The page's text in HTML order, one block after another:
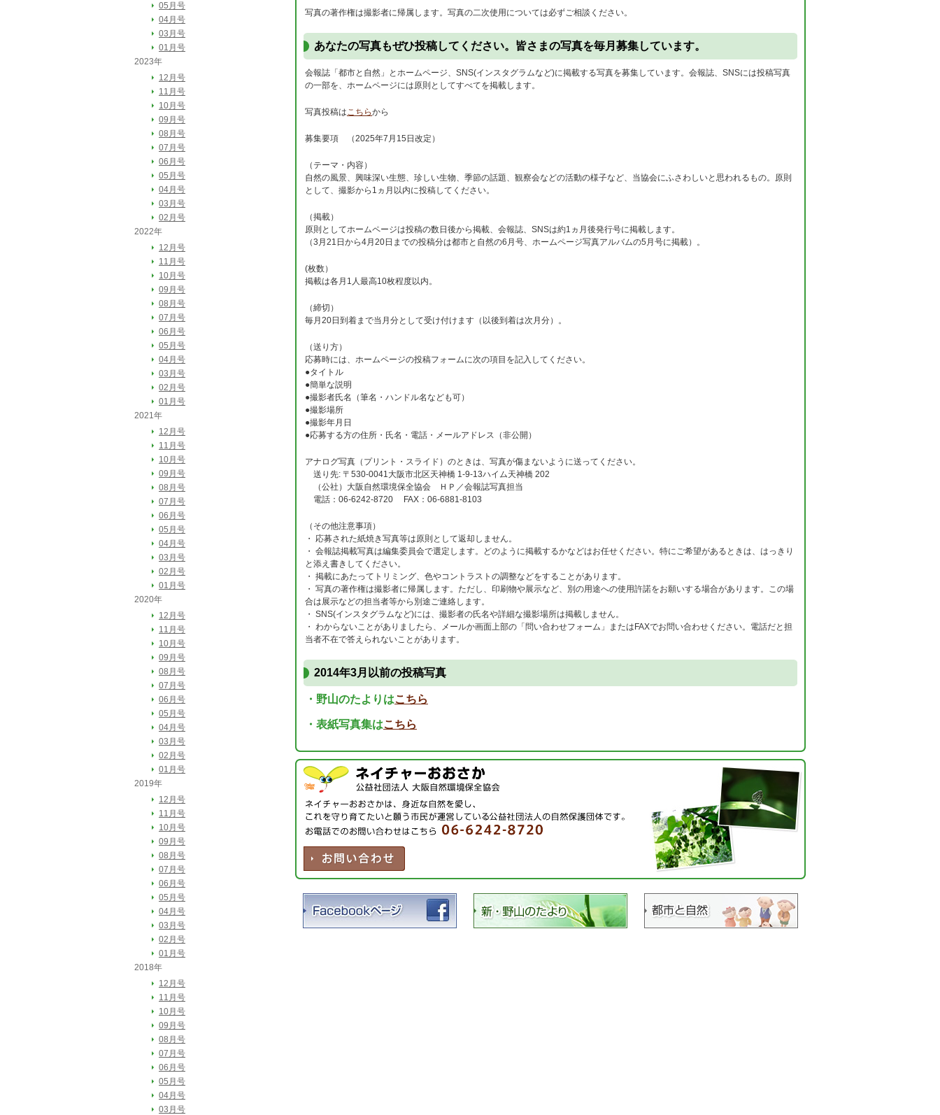
写真の著作権は撮影者に帰属します。写真の二次使用については必ずご相談ください。
あなたの写真もぜひ投稿してください。皆さまの写真を毎月募集しています。
会報誌「都市と自然」とホームページ、SNS(インスタグラムなど)に掲載する写真を募集しています。会報誌、SNSには投稿写真
の一部を、ホームページには原則としてすべてを掲載します。
写真投稿はこちらから
募集要項 （2025年7月15日改定）
（テーマ・内容）
自然の風景、興味深い生態、珍しい生物、季節の話題、観察会などの活動の様子など、当協会にふさわしいと思われるもの。原則
として、撮影から1ヵ月以内に投稿してください。
（掲載）
原則としてホームページは投稿の数日後から掲載、会報誌、SNSは約1ヵ月後発行号に掲載します。
（3月21日から4月20日までの投稿分は都市と自然の6月号、ホームページ写真アルバムの5月号に掲載）。
(枚数）
掲載は各月1人最高10枚程度以内。
（締切）
毎月20日到着まで当月分として受け付けます（以後到着は次月分）。
（送り方）
応募時には、ホームページの投稿フォームに次の項目を記入してください。
●タイトル
●簡単な説明
●撮影者氏名（筆名・ハンドル名なども可）
●撮影場所
●撮影年月日
●応募する方の住所・氏名・電話・メールアドレス（非公開）
アナログ写真（プリント・スライド）のときは、写真が傷まないように送ってください。
送り先: 〒530-0041大阪市北区天神橋 1-9-13ハイム天神橋 202
（公社）大阪自然環境保全協会 ＨＰ／会報誌写真担当
電話：06-6242-8720 FAX：06-6881-8103
（その他注意事項）
・ 応募された紙焼き写真等は原則として返却しません。
・ 会報誌掲載写真は編集委員会で選定します。どのように掲載するかなどはお任せください。特にご希望があるときは、はっきり
と添え書きしてください。
・ 掲載にあたってトリミング、色やコントラストの調整などをすることがあります。
・ 写真の著作権は撮影者に帰属します。ただし、印刷物や展示など、別の用途への使用許諾をお願いする場合があります。この場
合は展示などの担当者等から別途ご連絡します。
・ SNS(インスタグラムなど)には、撮影者の氏名や詳細な撮影場所は掲載しません。
・ わからないことがありましたら、メールか画面上部の「問い合わせフォーム」またはFAXでお問い合わせください。電話だと担
当者不在で答えられないことがあります。
2014年3月以前の投稿写真
・野山のたよりはこちら
・表紙写真集はこちら
05月号
04月号
03月号
01月号
2023年
12月号
11月号
10月号
09月号
08月号
07月号
06月号
05月号
04月号
03月号
02月号
2022年
12月号
11月号
10月号
09月号
08月号
07月号
06月号
05月号
04月号
03月号
02月号
01月号
2021年
12月号
11月号
10月号
09月号
08月号
07月号
06月号
05月号
04月号
03月号
02月号
01月号
2020年
12月号
11月号
10月号
09月号
08月号
07月号
06月号
05月号
04月号
03月号
02月号
01月号
2019年
12月号
11月号
10月号
09月号
08月号
07月号
06月号
05月号
04月号
03月号
02月号
01月号
2018年
12月号
11月号
10月号
09月号
08月号
07月号
06月号
05月号
04月号
03月号